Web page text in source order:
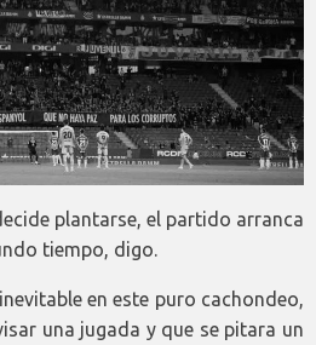
plantarse, el partido arranca
tiempo, digo.
en este puro cachondeo,
una jugada y que se pitara un